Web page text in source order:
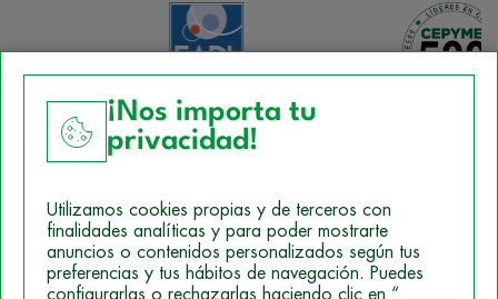
Política de Cookies
Mapa del sitio
¡Nos importa tu
privacidad!
Utilizamos cookies propias y de terceros con
finalidades analíticas y para poder mostrarte
anuncios o contenidos personalizados según tus
preferencias y tus hábitos de navegación. Puedes
configurarlas o rechazarlas haciendo clic en “